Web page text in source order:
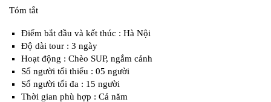
Tóm tắt
Điểm bắt đầu và kết thúc : Hà Nội
Độ dài tour : 3 ngày
Hoạt động : Chèo SUP, ngắm cảnh
Số người tối thiểu : 05 người
Số người tối đa : 15 người
Thời gian phù hợp : Cả năm